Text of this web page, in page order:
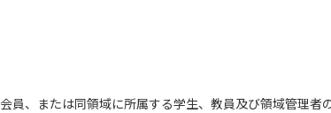
員、または同領域に所属する学生、教員及び領域管理者